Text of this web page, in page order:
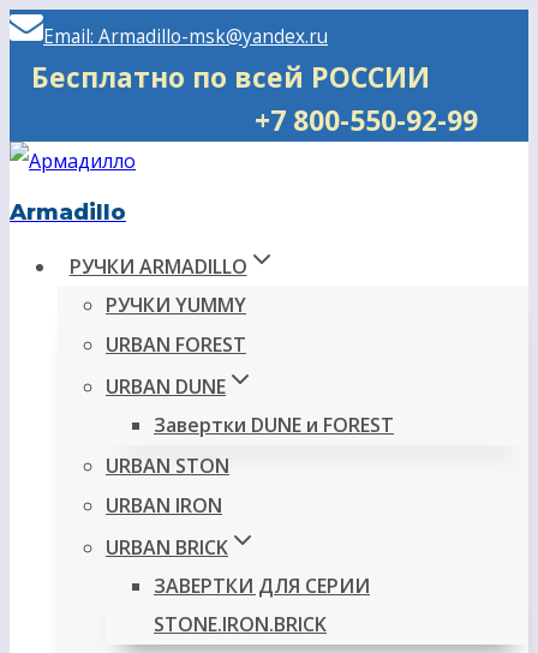
Перейти
Email: Armadillo-msk@yandex.ru
Бесплатно по всей РОССИИ
+7 800-550-92-99
Armadillo
РУЧКИ ARMADILLO
РУЧКИ YUMMY
URBAN FOREST
URBAN DUNE
Завертки DUNE и FOREST
URBAN STON
URBAN IRON
URBAN BRICK
ЗАВЕРТКИ ДЛЯ СЕРИИ
STONE.IRON.BRICK